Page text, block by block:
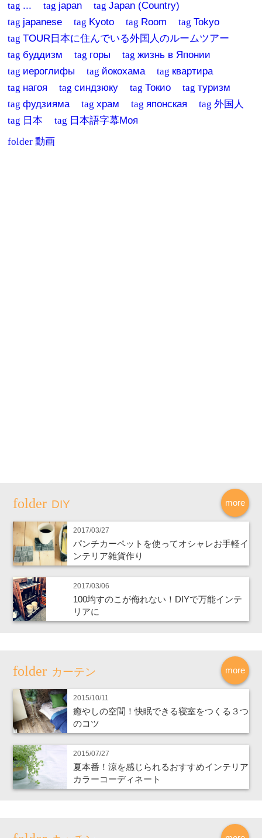
tag ... tag japan tagJapan (Country)
tag japanese tag Kyoto tag Room tagTokyo
tagTOUR日本に住んでいる外国人のルームツアー
tag буддизм tag горы tagжизнь в Японии
tag иероглифы tag йокохама tag квартира
tag нагоя tagсиндзюку tagТокио tagтуризм
tagфудзияма tagхрам tag японская tag外国人
tag 日本 tag 日本語字幕Моя
folder動画
more
DIY
2017/03/27
パンチカーペットを使ってオシャレお手軽イ
ンテリア雑貨作り
2017/03/06
100均すのこが侮れない！DIYで万能インテ
リアに
more
カーテン
2015/10/11
癒やしの空間！快眠できる寝室をつくる３つ
のコツ
2015/07/27
夏本番！涼を感じられるおすすめインテリア
カラーコーディネート